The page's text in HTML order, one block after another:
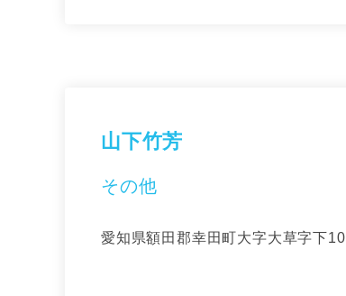
山下竹芳
その他
愛知県額田郡幸田町大字大草字下10